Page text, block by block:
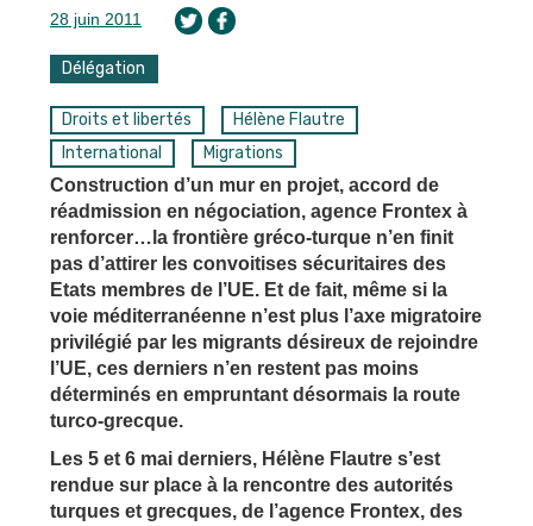
28 juin 2011
Délégation
Droits et libertés
Hélène Flautre
International
Migrations
Construction d’un mur en projet, accord de
réadmission en négociation, agence Frontex à
renforcer…la frontière gréco-turque n’en finit
pas d’attirer les convoitises sécuritaires des
Etats membres de l’UE. Et de fait, même si la
voie méditerranéenne n’est plus l’axe migratoire
privilégié par les migrants désireux de rejoindre
l’UE, ces derniers n’en restent pas moins
déterminés en empruntant désormais la route
turco-grecque.
Les 5 et 6 mai derniers, Hélène Flautre s’est
rendue sur place à la rencontre des autorités
turques et grecques, de l’agence Frontex, des